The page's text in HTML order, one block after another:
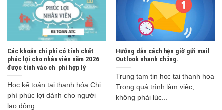
Các khoản chi phí có tính chất
phúc lợi cho nhân viên năm 2026
được tính vào chi phí hợp lý
Học kế toán tại thanh hóa Chi
phí phúc lợi dành cho người
lao động...
Hướng dẫn cách hẹn giờ gửi mail
Outlook nhanh chóng.
Trung tam tin hoc tai thanh hoa
Trong quá trình làm việc,
không phải lúc...